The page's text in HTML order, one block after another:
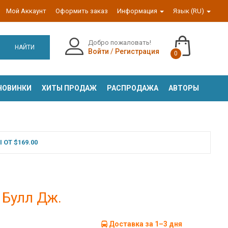
Мой Аккаунт Оформить заказ Информация Язык (RU)
НАЙТИ
Добро пожаловать!
Войти / Регистрация 0
ХИТЫ ПРОДАЖ РАСПРОДАЖА АВТОРЫ
$169.00
Дж.
Доставка за 1–3 дня